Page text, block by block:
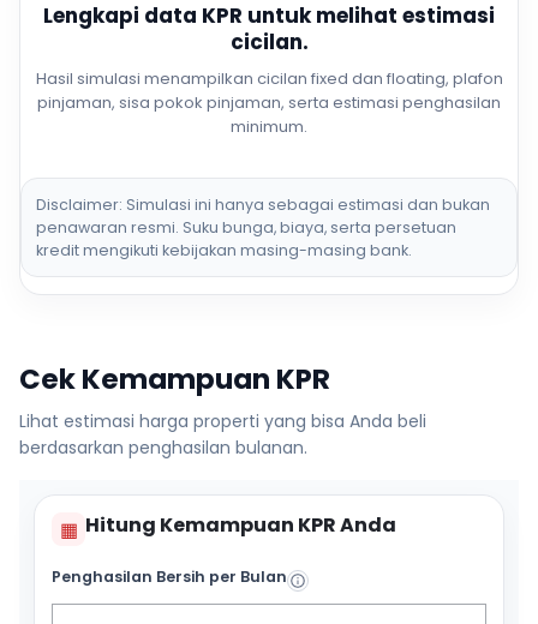
Lengkapi data KPR untuk melihat estimasi
cicilan.
Hasil simulasi menampilkan cicilan fixed dan floating, plafon
pinjaman, sisa pokok pinjaman, serta estimasi penghasilan
minimum.
Disclaimer: Simulasi ini hanya sebagai estimasi dan bukan
penawaran resmi. Suku bunga, biaya, serta persetuan
kredit mengikuti kebijakan masing-masing bank.
Cek Kemampuan KPR
Lihat estimasi harga properti yang bisa Anda beli
berdasarkan penghasilan bulanan.
▦ Hitung Kemampuan KPR Anda
Penghasilan Bersih per Bulan